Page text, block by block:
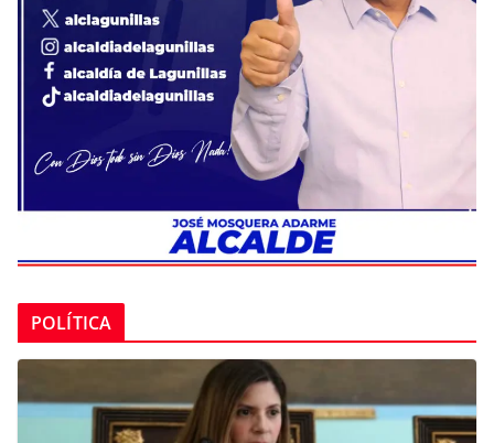
POLÍTICA